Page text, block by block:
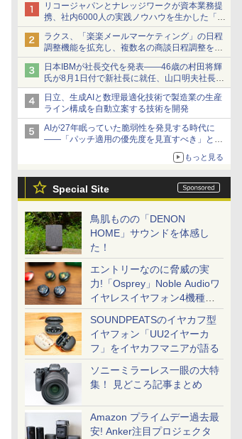
リコージャパンとナレッジワークが資本業務提
携、社内6000人の実践ノウハウを生かした「AI
商談記録 for RICOH」を展開へ
ラクス、「楽楽メールマーケティング」の日程
調整機能を拡充し、複数名の商談日程調整を効
率化
日本IBMが社長交代を発表――46歳の村田将輝
氏が8月1日付で新社長に就任、山口明夫社長は
会長へ
日立、生成AIと数理最適化技術で製造業の生産
ライン構成を自動立案する技術を開発
AIが27年眠っていた脆弱性を発見する時代に
――「パッチ適用の優先度を見直すべき」とセ
もっと見る
Special Site
鳥肌ものの「DENON
HOME」サウンドを体感し
た！
エントリーなのに脅威の実
力!「Osprey」Noble Audioワ
イヤレスイヤフォン4機種を
一気に聴く
SOUNDPEATSのイヤカフ型
イヤフォン「UU2イヤーカ
フ」をイヤカフマニアが語る
ソニーミラーレス一眼の大特
集！ 見どころ記事まとめ
Amazon プライムデー過去最
安! Anker注目プロジェクタ